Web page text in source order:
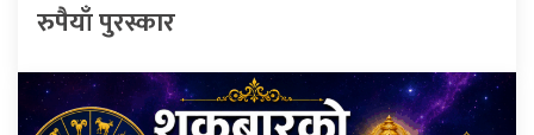
रुपैयाँ पुरस्कार